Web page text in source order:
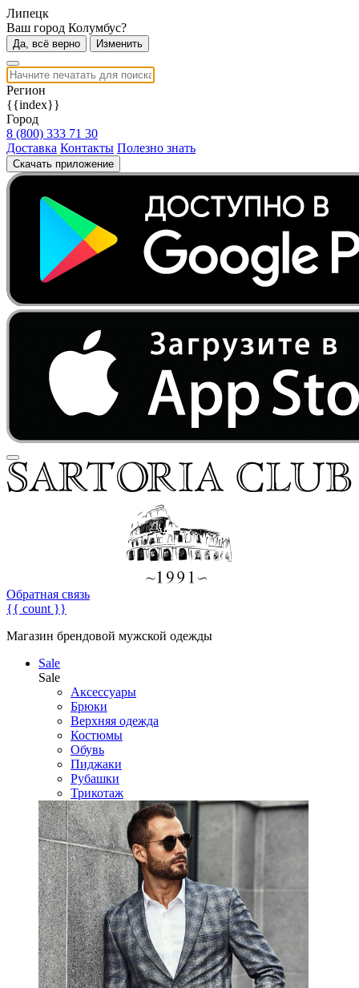
Липецк
Ваш город Колумбус?
Да, всё верно Изменить
Регион
{{index}}
Город
8 (800) 333 71 30
Доставка Контакты Полезно знать
Скачать приложение
Обратная связь
{{ count }}
Магазин брендовой мужской одежды
Sale
Sale
Аксессуары
Брюки
Верхняя одежда
Костюмы
Обувь
Пиджаки
Рубашки
Трикотаж